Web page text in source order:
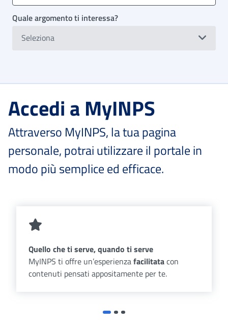
Quale argomento ti interessa?
Seleziona
Accedi a MyINPS
Attraverso MyINPS, la tua pagina
personale, potrai utilizzare il portale in
modo più semplice ed efficace.
Quello che ti serve, quando ti serve
MyINPS ti offre un’esperienzafacilitatacon
contenuti pensati appositamente per te.